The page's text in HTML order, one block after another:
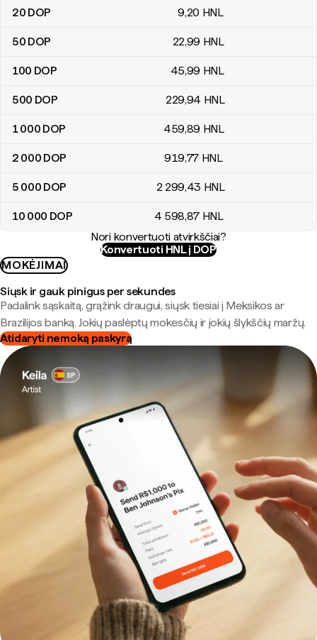
20 DOP 9,20 HNL
50 DOP 22,99 HNL
100 DOP 45,99 HNL
500 DOP 229,94 HNL
1 000 DOP 459,89 HNL
2 000 DOP 919,77 HNL
5 000 DOP 2 299,43 HNL
10 000 DOP 4 598,87 HNL
Nori konvertuoti atvirkščiai?
Konvertuoti HNL į DOP
MOKĖJIMAI
Siųsk ir gauk pinigus per sekundes
Padalink sąskaitą, grąžink draugui, siųsk tiesiai į Meksikos ar
Brazilijos banką. Jokių paslėptų mokesčių ir jokių šlykščių maržų.
Atidaryti nemoką paskyrą